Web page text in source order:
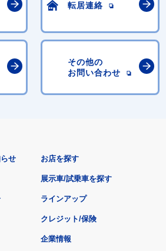
転居連絡
その他の
お問い合わせ
せ お店を探す
展示車/試乗車を探す
ラインアップ
クレジット/保険
企業情報